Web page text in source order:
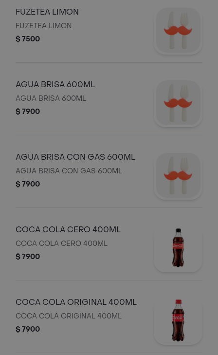
FUZETEA LIMON
FUZETEA LIMON
$ 7500
AGUA BRISA 600ML
AGUA BRISA 600ML
$ 7900
AGUA BRISA CON GAS 600ML
AGUA BRISA CON GAS 600ML
$ 7900
COCA COLA CERO 400ML
COCA COLA CERO 400ML
$ 7900
COCA COLA ORIGINAL 400ML
COCA COLA ORIGINAL 400ML
$ 7900